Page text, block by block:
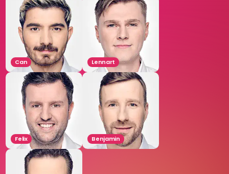
Can Lennart
Felix Benjamin